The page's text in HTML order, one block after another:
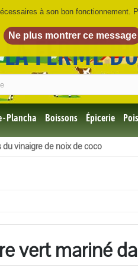
LA FERME
- Plancha Boissons Épicerie
les
du vinaigre de noix de coco
vert mariné
à son bon fonctionnement.